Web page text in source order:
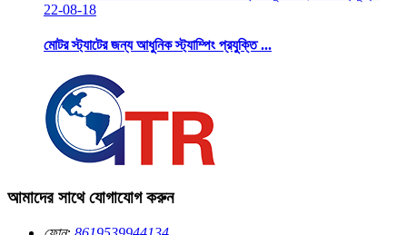
22-08-18
মোটর স্ট্যাটের জন্য আধুনিক স্ট্যাম্পিং প্রযুক্তি ...
আমাদের সাথে যোগাযোগ করুন